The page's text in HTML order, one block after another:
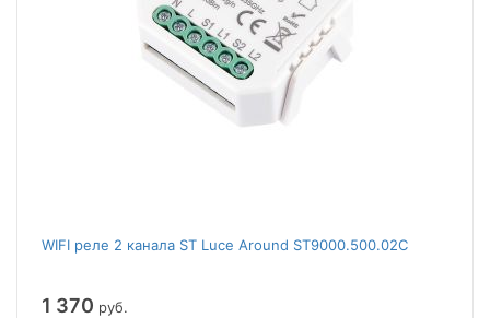
WIFI реле 2 канала ST Luce Around ST9000.500.02C
1 370 руб.